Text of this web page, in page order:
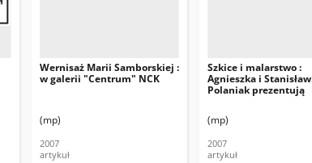
Wernisaż Marii Samborskiej :
w galerii "Centrum" NCK
(mp)
2007
artykuł
Szkice i malarstwo :
Agnieszka i Stanisław
Polaniak prezentują
(mp)
2007
artykuł